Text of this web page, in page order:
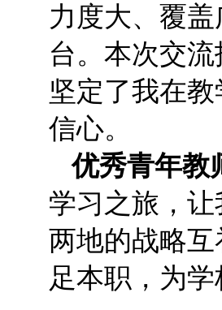
力度大、覆
台。本次交
坚定了我在
信心。
优秀青年教
学习之旅，
两地的战略
足本职，为